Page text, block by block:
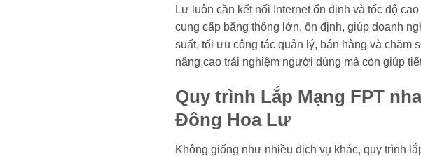
Lư luôn cần kết nối Internet ổn định và tốc độ
cung cấp băng thông lớn, ổn định, giúp doanh
suất, tối ưu công tác quản lý, bán hàng và
nâng cao trải nghiệm người dùng mà còn giúp
Quy trình Lắp Mạng FPT
Đông Hoa Lư
Không giống như nhiều dịch vụ khác, quy trình